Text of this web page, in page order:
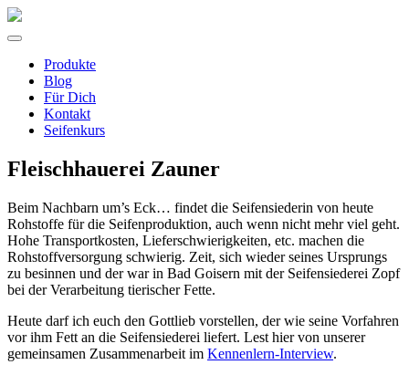
springen
Produkte
Blog
Für Dich
Kontakt
Seifenkurs
Fleischhauerei Zauner
Beim Nachbarn um’s Eck… findet die Seifensiederin von heute
Rohstoffe für die Seifenproduktion, auch wenn nicht mehr viel geht.
Hohe Transportkosten, Lieferschwierigkeiten, etc. machen die
Rohstoffversorgung schwierig. Zeit, sich wieder seines Ursprungs
zu besinnen und der war in Bad Goisern mit der Seifensiederei Zopf
bei der Verarbeitung tierischer Fette.
Heute darf ich euch den Gottlieb vorstellen, der wie seine Vorfahren
vor ihm Fett an die Seifensiederei liefert. Lest hier von unserer
gemeinsamen Zusammenarbeit im Kennenlern-Interview.